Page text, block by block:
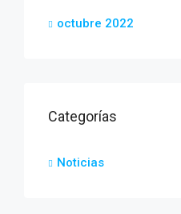
octubre 2022
Categorías
Noticias